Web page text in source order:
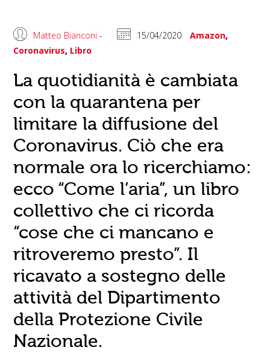
Matteo Bianconi - 15/04/2020 Amazon,
Coronavirus, Libro
La quotidianità è cambiata
con la quarantena per
limitare la diffusione del
Coronavirus. Ciò che era
normale ora lo ricerchiamo:
ecco “Come l’aria”, un libro
collettivo che ci ricorda
“cose che ci mancano e
ritroveremo presto”. Il
ricavato a sostegno delle
attività del Dipartimento
della Protezione Civile
Nazionale.